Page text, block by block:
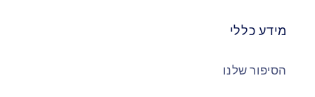
מידע כללי
הסיפור שלנו